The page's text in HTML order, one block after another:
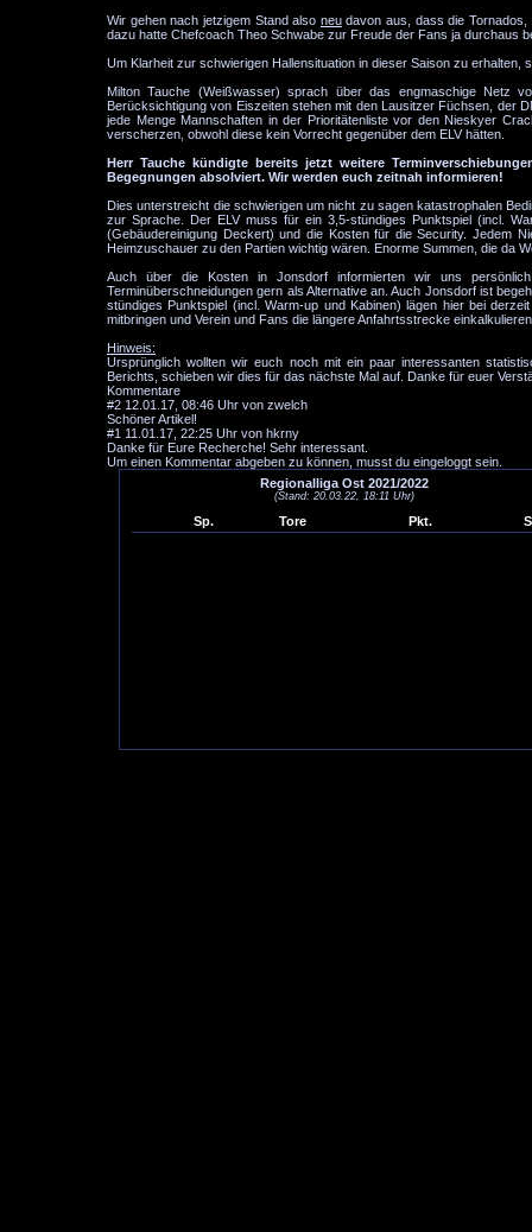
Wir gehen nach jetzigem Stand also neudavon aus, dass die Tornados,
dazu hatte Chefcoach Theo Schwabe zur Freude der Fans ja durchaus
Um Klarheit zur schwierigen Hallensituation in dieser Saison zu
Milton Tauche (Weißwasser) sprach über das engmaschige Netz
Berücksichtigung von Eiszeiten stehen mit den Lausitzer Füchsen, der
jede Menge Mannschaften in der Prioritätenliste vor den Nieskyer
verscherzen, obwohl diese kein Vorrecht gegenüber dem ELV hätten.
Herr Tauche kündigte bereits jetzt weitere
Begegnungen absolviert. Wir werden euch zeitnah informieren!
Dies unterstreicht die schwierigen um nicht zu sagen katastrophalen
zur Sprache. Der ELV muss für ein 3,5-stündiges Punktspiel (incl.
(Gebäudereinigung Deckert) und die Kosten für die Security. Jedem
Heimzuschauer zu den Partien wichtig wären. Enorme Summen, die da
Auch über die Kosten in Jonsdorf informierten wir uns
Terminüberschneidungen gern als Alternative an. Auch Jonsdorf ist
stündiges Punktspiel (incl. Warm-up und Kabinen) lägen hier bei
mitbringen und Verein und Fans die längere Anfahrtsstrecke
Hinweis:
Ursprünglich wollten wir euch noch mit ein paar interessanten
Berichts, schieben wir dies für das nächste Mal auf. Danke für euer
Kommentare
#2 12.01.17, 08:46 Uhr von zwelch
Schöner Artikel!
#1 11.01.17, 22:25 Uhr von hkrny
Danke für Eure Recherche! Sehr interessant.
Um einen Kommentar abgeben zu können, musst du eingeloggt sein.
Regionalliga Ost 2021/2022
(Stand: 20.03.22, 18:11 Uhr)
Sp. Tore Pkt.